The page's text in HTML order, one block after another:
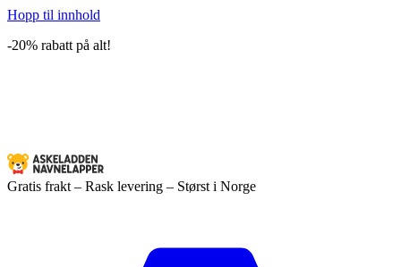
Hopp til innhold
-20% rabatt på alt!
Gratis frakt – Rask levering – Størst i Norge